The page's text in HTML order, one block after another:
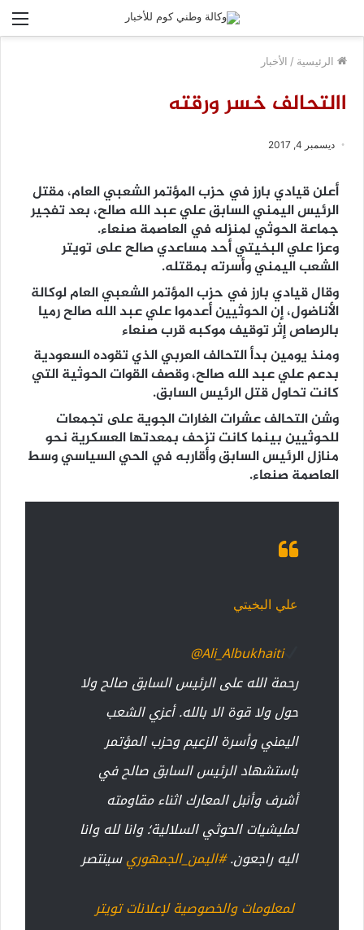
الرئيسية / الأخبار
االتحالف خسر ورقته
ديسمبر 4, 2017
أعلن قيادي بارز في حزب المؤتمر الشعبي العام، مقتل
الرئيس اليمني السابق علي عبد الله صالح، بعد تفجير
جماعة الحوثي لمنزله في العاصمة صنعاء.
وعزا علي البخيتي أحد مساعدي صالح على تويتر
الشعب اليمني وأسرته بمقتله.
وقال قيادي بارز في حزب المؤتمر الشعبي العام لوكالة
الأناضول، إن الحوثيين أعدموا علي عبد الله صالح رميا
بالرصاص إثر توقيف موكبه قرب صنعاء
ومنذ يومين بدأ التحالف العربي الذي تقوده السعودية
بدعم علي عبد الله صالح، وقصف القوات الحوثية التي
كانت تحاول قتل الرئيس السابق.
وشن التحالف عشرات الغارات الجوية على تجمعات
للحوثيين بينما كانت تزحف بمعدتها العسكرية نحو
منازل الرئيس السابق وأقاربه في الحي السياسي وسط
العاصمة صنعاء.
علي البخيتي
@Ali_Albukhaiti
رحمة الله على الرئيس السابق صالح ولا
حول ولا قوة الا بالله. أعزي الشعب
اليمني وأسرة الزعيم وحزب المؤتمر
باستشهاد الرئيس السابق صالح في
أشرف وأنبل المعارك اثناء مقاومته
لمليشيات الحوثي السلالية؛ وانا لله وانا
اليه راجعون.#اليمن_الجمهوريسينتصر
لمعلومات والخصوصية لإعلانات تويتر